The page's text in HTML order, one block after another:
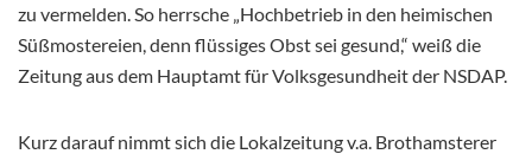
zu vermelden. So herrsche „Hochbetrieb in den heimischen
Süßmostereien, denn flüssiges Obst sei gesund,“ weiß die
Zeitung aus dem Hauptamt für Volksgesundheit der NSDAP.
Kurz darauf nimmt sich die Lokalzeitung v.a. Brothamsterer